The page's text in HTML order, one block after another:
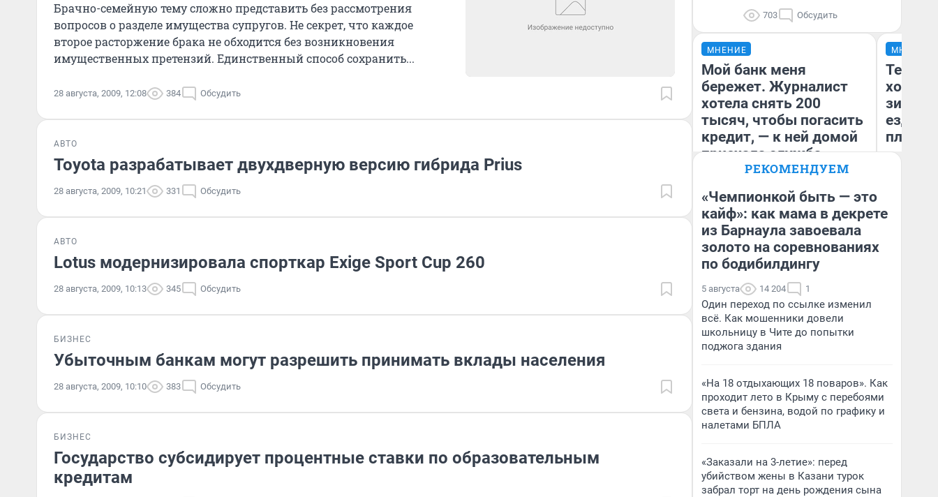
Брачно-семейную тему сложно представить без рассмотрения
вопросов о разделе имущества супругов. Не секрет, что каждое
второе расторжение брака не обходится без возникновения
имущественных претензий. Единственный способ сохранить...
28 августа, 2009, 12:08 384 Обсудить
АВТО
Toyota разрабатывает двухдверную версию гибрида Prius
28 августа, 2009, 10:21 331 Обсудить
АВТО
Lotus модернизировала спорткар Exige Sport Cup 260
28 августа, 2009, 10:13 345 Обсудить
БИЗНЕС
Убыточным банкам могут разрешить принимать вклады населения
28 августа, 2009, 10:10 383 Обсудить
БИЗНЕС
Государство субсидирует процентные ставки по образовательным
кредитам
703 Обсудить
МНЕНИЕ
Мой банк меня
бережет. Журналист
хотела снять 200
тысяч, чтобы погасить
кредит, — к ней домой
приехала служба
безопасности
Ксения Владимирская
МНЕНИЕ
Тепло
зимой.
ездит
плюсы
РЕКОМЕНДУЕМ
«Чемпионкой быть — это
кайф»: как мама в декрете
из Барнаула завоевала
золото на соревнованиях
по бодибилдингу
5 августа 14 204 1
Один переход по ссылке изменил
всё. Как мошенники довели
школьницу в Чите до попытки
поджога здания
«На 18 отдыхающих 18 поваров». Как
проходит лето в Крыму с перебоями
света и бензина, водой по графику и
налетами БПЛА
«Заказали на 3-летие»: перед
убийством жены в Казани турок
забрал торт на день рождения сына